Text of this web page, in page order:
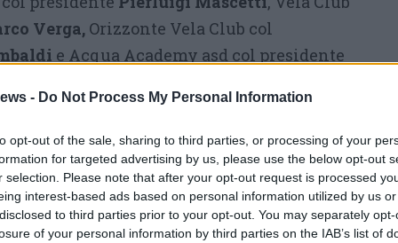
- Do Not Process My Personal Information
opt-out of the sale, sharing to third parties, or processing of your
for targeted advertising by us, please use the below opt-out
selection. Please note that after your opt-out request is processed
interest-based ads based on personal information utilized by us
to third parties prior to your opt-out. You may separately
of your personal information by third parties on the IAB’s list of
Verga, Orizzonte Vela Club col
e Acqua Academy asd col presidente
che hanno partecipato attivamente e con
dei club velici che hanno messo a
Cicogna, First Lady, Mira, Ribelle,
Perché No, Chicca, Quadrifoglio e Vento